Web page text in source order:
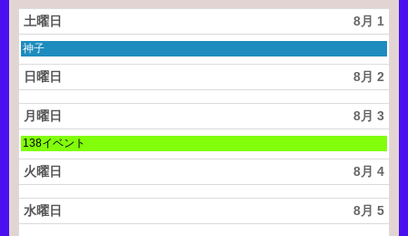
土曜日 8月 1
土
曜
日,
8
月
1
s
t
2
0
2
6
神子
日曜日 8月 2
月曜日 8月 3
月
曜
日,
8
月
3
r
138イベント
火曜日 8月 4
水曜日 8月 5